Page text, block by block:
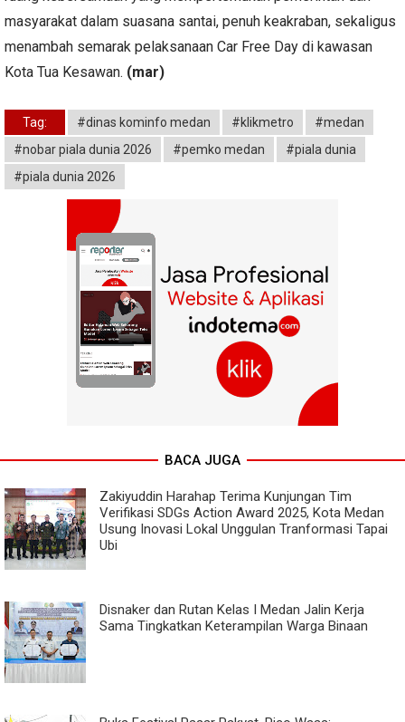
masyarakat dalam suasana santai, penuh keakraban, sekaligus
menambah semarak pelaksanaan Car Free Day di kawasan
Kota Tua Kesawan. (mar)
Tag: #dinas kominfo medan #klikmetro
#medan
#nobar piala dunia 2026
#pemko medan
#piala dunia
#piala dunia 2026
BACA JUGA
Zakiyuddin Harahap Terima Kunjungan Tim
Verifikasi SDGs Action Award 2025, Kota Medan
Usung Inovasi Lokal Unggulan Tranformasi Tapai
Ubi
Disnaker dan Rutan Kelas I Medan Jalin Kerja
Sama Tingkatkan Keterampilan Warga Binaan